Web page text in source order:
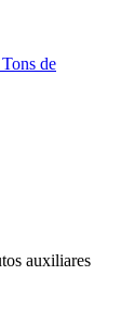
de
auxiliares